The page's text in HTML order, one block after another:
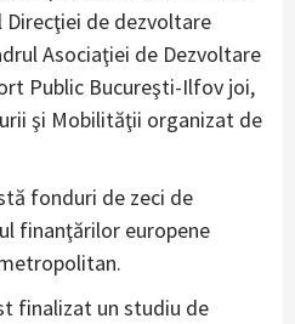
de dezvoltare
Asociaţiei de Dezvoltare
Public Bucureşti-Ilfov joi,
şi Mobilităţii organizat de
fonduri de zeci de
finanţărilor europene
finalizat un studiu de